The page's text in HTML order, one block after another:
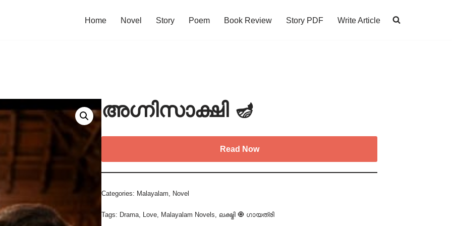
Home Novel Story Poem Book Review Story PDF Write Article
അഗ്നിസാക്ഷി 🪔
Read Now
Categories: Malayalam, Novel
Tags: Drama, Love, Malayalam Novels, ലക്ഷ്മി 🧿 ഗായത്രി